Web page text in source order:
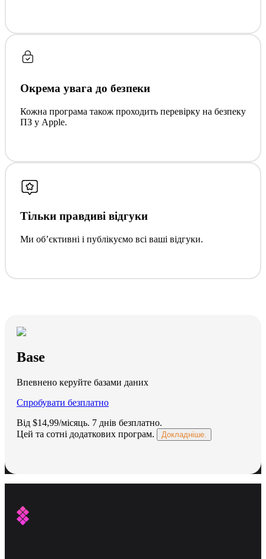
Окрема увага до безпеки
Кожна програма також проходить перевірку на безпеку
ПЗ у Apple.
Тільки правдиві відгуки
Ми обʼєктивні і публікуємо всі ваші відгуки.
Base
Впевнено керуйте базами даних
Спробувати безплатно
Від $14,99/місяць. 7 днів безплатно.
Цей та сотні додаткових програм.
Докладніше.